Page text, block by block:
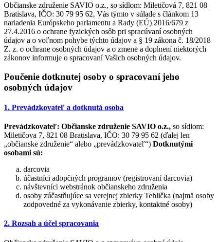
Občianske združenie SAVIO o.z., so sídlom: Miletičová 7, 821 08
Bratislava, IČO: 30 79 95 62, Vás týmto v súlade s článkom 13
nariadenia Európskeho parlamentu a Rady (EÚ) 2016/679 z
27.4.2016 o ochrane fyzických osôb pri spracúvaní osobných
údajov a o voľnom pohybe týchto údajov a § 19 zákona č. 18/2018
Z. z. o ochrane osobných údajov a o zmene a doplnení niektorých
zákonov informuje o spracovaní Vašich osobných údajov.
Poučenie dotknutej osoby o spracovaní jeho
osobných údajov
1. Prevádzkovateľ a dotknutá osoba
Prevádzkovateľ: Občianske združenie SAVIO o.z., so sídlom:
Miletičova 7, 821 08 Bratislava, IČO: 30 79 95 62 (ďalej len
„občianske združenie“ alebo „prevádzkovateľ“) Dotknutými
osobami sú:
darcovia
účastníci adopčných programov (registrovaní darcovia)
návštevníci webstránok občianskeho združenia
osoby zúčastňujúce sa verejnej zbierky Tehlička (najmä osoby
zodpovedné za vykonávanie zbierky, kontaktné osoby)
2. Rozsah a účel spracovania